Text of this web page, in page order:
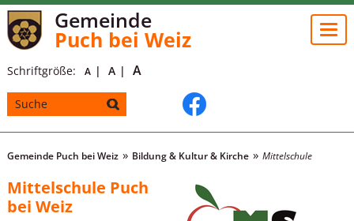
Gemeinde
Puch bei Weiz
Schriftgröße: A A A
Gemeinde Puch bei Weiz Bildung & Kultur & Kirche Mittelschule
Mittelschule Puch
bei Weiz